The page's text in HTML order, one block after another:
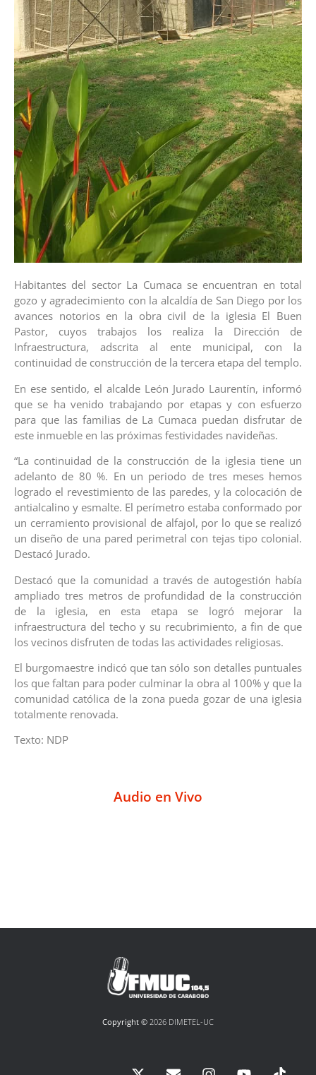
Habitantes del sector La Cumaca se encuentran en total
gozo y agradecimiento con la alcaldía de San Diego por los
avances notorios en la obra civil de la iglesia El Buen
Pastor, cuyos trabajos los realiza la Dirección de
Infraestructura, adscrita al ente municipal, con la
continuidad de construcción de la tercera etapa del templo.
En ese sentido, el alcalde León Jurado Laurentín, informó
que se ha venido trabajando por etapas y con esfuerzo
para que las familias de La Cumaca puedan disfrutar de
este inmueble en las próximas festividades navideñas.
“La continuidad de la construcción de la iglesia tiene un
adelanto de 80 %. En un periodo de tres meses hemos
logrado el revestimiento de las paredes, y la colocación de
antialcalino y esmalte. El perímetro estaba conformado por
un cerramiento provisional de alfajol, por lo que se realizó
un diseño de una pared perimetral con tejas tipo colonial.
Destacó Jurado.
Destacó que la comunidad a través de autogestión había
ampliado tres metros de profundidad de la construcción
de la iglesia, en esta etapa se logró mejorar la
infraestructura del techo y su recubrimiento, a fin de que
los vecinos disfruten de todas las actividades religiosas.
El burgomaestre indicó que tan sólo son detalles puntuales
los que faltan para poder culminar la obra al 100% y que la
comunidad católica de la zona pueda gozar de una iglesia
totalmente renovada.
Texto: NDP
Audio en Vivo
Copyright © 2026 DIMETEL-UC